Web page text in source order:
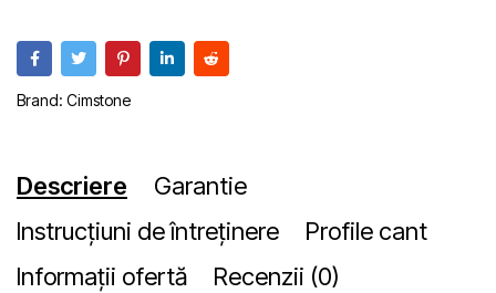
Brand: Cimstone
Descriere
Garantie
Instrucțiuni de întreținere
Profile cant
Informații ofertă
Recenzii (0)